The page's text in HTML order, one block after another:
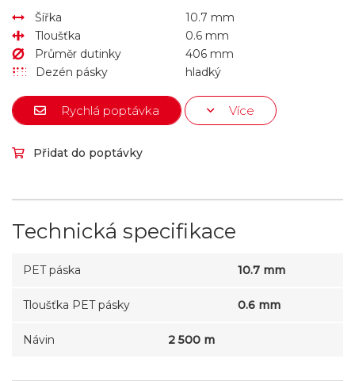
Šířka
10.7 mm
Tloušťka
0.6 mm
Průměr dutinky
406 mm
Dezén pásky
hladký
Rychlá poptávka Více
Přidat do poptávky
Technická specifikace
PET páska 10.7 mm
Tloušťka PET pásky 0.6 mm
Návin 2 500 m